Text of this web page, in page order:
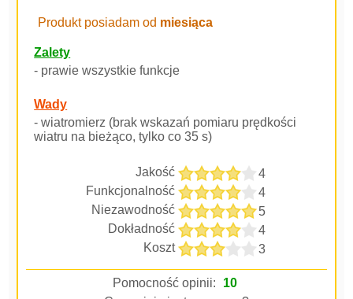
Produkt posiadam od miesiąca
Zalety
- prawie wszystkie funkcje
Wady
- wiatromierz (brak wskazań pomiaru prędkości
wiatru na bieżąco, tylko co 35 s)
Jakość
4
Funkcjonalność
4
Niezawodność
5
Dokładność
4
Koszt
3
Pomocność opinii:
10